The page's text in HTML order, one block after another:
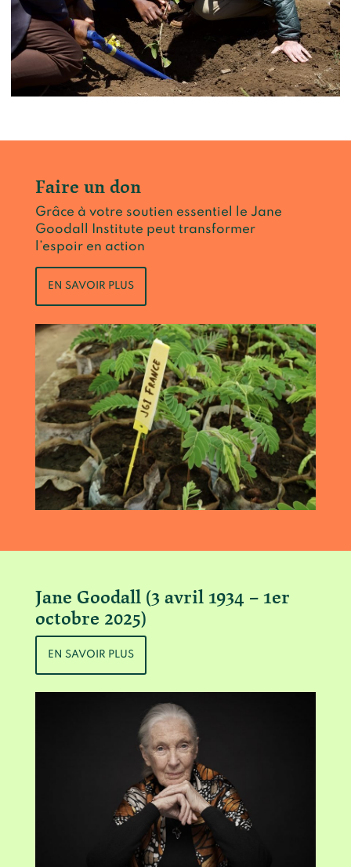
Faire un don
Grâce à votre soutien essentiel le Jane
Goodall Institute peut transformer
l’espoir en action
EN SAVOIR PLUS
Jane Goodall (3 avril 1934 – 1er
octobre 2025)
EN SAVOIR PLUS